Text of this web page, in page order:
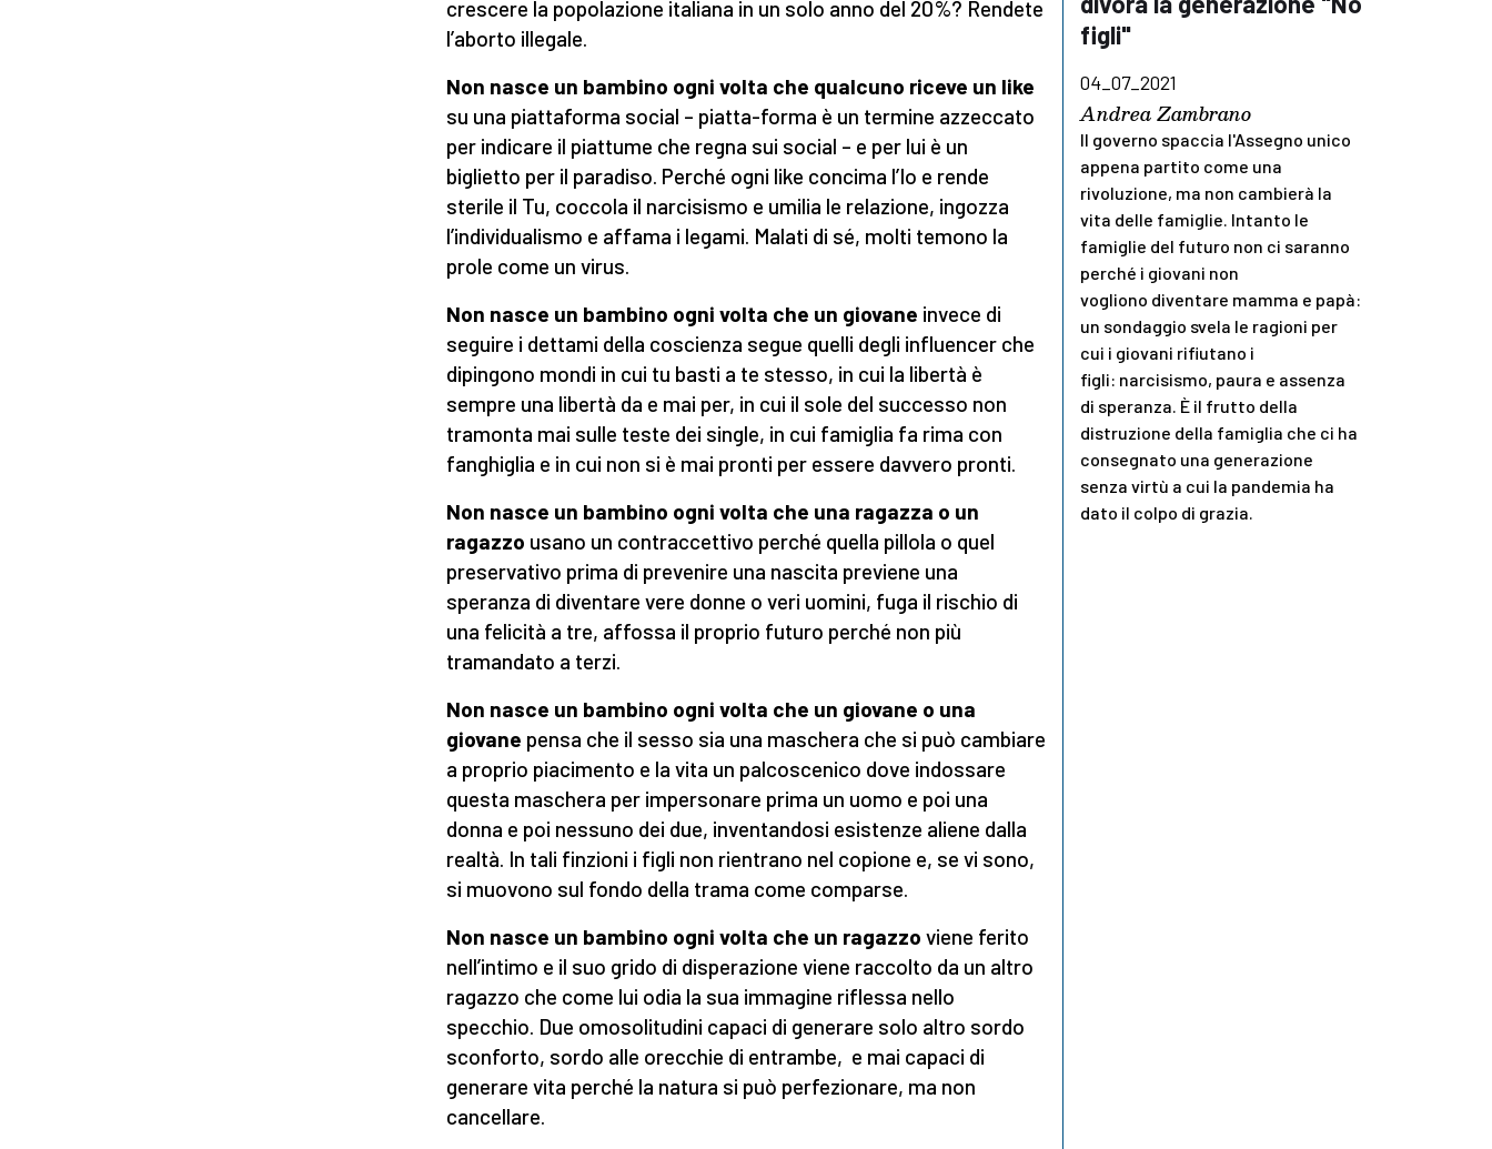
crescere la popolazione italiana in un solo anno del 20%? Rendete
l’aborto illegale.
Non nasce un bambino ogni volta che qualcuno riceve un like
su una piattaforma social – piatta-forma è un termine azzeccato
per indicare il piattume che regna sui social – e per lui è un
biglietto per il paradiso. Perché ogni like concima l’Io e rende
sterile il Tu, coccola il narcisismo e umilia le relazione, ingozza
l’individualismo e affama i legami. Malati di sé, molti temono la
prole come un virus.
Non nasce un bambino ogni volta che un giovane invece di
seguire i dettami della coscienza segue quelli degli influencer che
dipingono mondi in cui tu basti a te stesso, in cui la libertà è
sempre una libertà da e mai per, in cui il sole del successo non
tramonta mai sulle teste dei single, in cui famiglia fa rima con
fanghiglia e in cui non si è mai pronti per essere davvero pronti.
Non nasce un bambino ogni volta che una ragazza o un
ragazzo usano un contraccettivo perché quella pillola o quel
preservativo prima di prevenire una nascita previene una
speranza di diventare vere donne o veri uomini, fuga il rischio di
una felicità a tre, affossa il proprio futuro perché non più
tramandato a terzi.
Non nasce un bambino ogni volta che un giovane o una
giovane pensa che il sesso sia una maschera che si può cambiare
a proprio piacimento e la vita un palcoscenico dove indossare
questa maschera per impersonare prima un uomo e poi una
donna e poi nessuno dei due, inventandosi esistenze aliene dalla
realtà. In tali finzioni i figli non rientrano nel copione e, se vi sono,
si muovono sul fondo della trama come comparse.
Non nasce un bambino ogni volta che un ragazzo viene ferito
nell’intimo e il suo grido di disperazione viene raccolto da un altro
ragazzo che come lui odia la sua immagine riflessa nello
specchio. Due omosolitudini capaci di generare solo altro sordo
sconforto, sordo alle orecchie di entrambe, e mai capaci di
generare vita perché la natura si può perfezionare, ma non
cancellare.
figli"
04_07_2021
Andrea Zambrano
Il governo spaccia l'Assegno unico
appena partito come una
rivoluzione, ma non cambierà la
vita delle famiglie. Intanto le
famiglie del futuro non ci saranno
perché i giovani non
vogliono diventare mamma e papà:
un sondaggio svela le ragioni per
cui i giovani rifiutano i
figli: narcisismo, paura e assenza
di speranza. È il frutto della
distruzione della famiglia che ci ha
consegnato una generazione
senza virtù a cui la pandemia ha
dato il colpo di grazia.